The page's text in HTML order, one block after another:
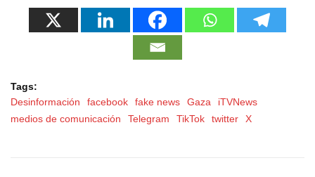
Tags:
Desinformación
facebook fake news Gaza
iTVNews
medios de comunicación
Telegram TikTok twitter X